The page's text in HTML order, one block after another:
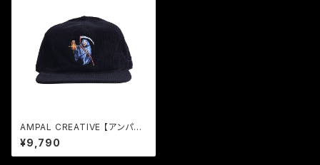
AMPAL CREATIVE 【アンパル
クリエイティブ】キャップ メンズ
FRIEND OF THE DEVIL Ⅱ B
LACK Strapback
¥9,790